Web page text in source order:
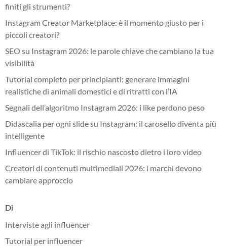
finiti gli strumenti?
Instagram Creator Marketplace: è il momento giusto per i
piccoli creatori?
SEO su Instagram 2026: le parole chiave che cambiano la tua
visibilità
Tutorial completo per principianti: generare immagini
realistiche di animali domestici e di ritratti con l’IA
Segnali dell’algoritmo Instagram 2026: i like perdono peso
Didascalia per ogni slide su Instagram: il carosello diventa più
intelligente
Influencer di TikTok: il rischio nascosto dietro i loro video
Creatori di contenuti multimediali 2026: i marchi devono
cambiare approccio
Di
Interviste agli influencer
Tutorial per influencer